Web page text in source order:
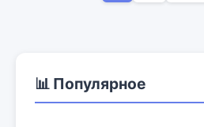
📊 Популярное